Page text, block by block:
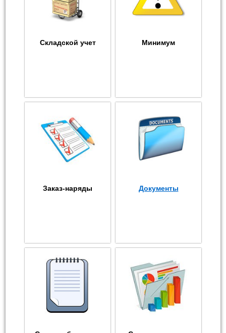
Складской учет Минимум
Заказ-наряды Документы